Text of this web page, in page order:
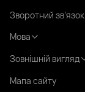
Зворотний зв’язок
Мова
Зовнішній вигляд
Мапа сайту